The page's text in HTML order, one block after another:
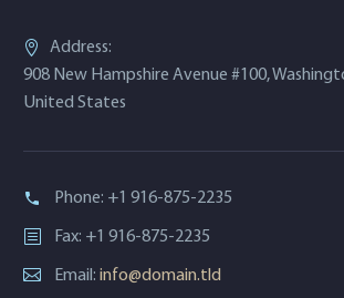
Address:
908 New Hampshire Avenue #100,
United States
Phone: +1 916-875-2235
Fax: +1 916-875-2235
Email: info@domain.tld